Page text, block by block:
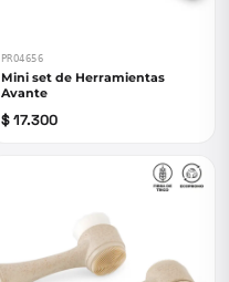
PRO4656
Mini set de Herramientas
Avante
$ 17.300